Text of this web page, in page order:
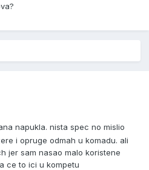
napukla. nista spec no mislio
i opruge odmah u komadu. ali
jer sam nasao malo koristene
ce to ici u kompetu